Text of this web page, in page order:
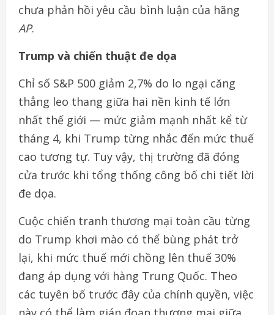
chưa phản hồi yêu cầu bình luận của hãng
AP.
Trump và chiến thuật đe dọa
Chỉ số S&P 500 giảm 2,7% do lo ngại căng
thẳng leo thang giữa hai nền kinh tế lớn
nhất thế giới — mức giảm mạnh nhất kể từ
tháng 4, khi Trump từng nhắc đến mức thuế
cao tương tự. Tuy vậy, thị trường đã đóng
cửa trước khi tổng thống công bố chi tiết lời
đe dọa.
Cuộc chiến tranh thương mại toàn cầu từng
do Trump khơi mào có thể bùng phát trở
lại, khi mức thuế mới chồng lên thuế 30%
đang áp dụng với hàng Trung Quốc. Theo
các tuyên bố trước đây của chính quyền, việc